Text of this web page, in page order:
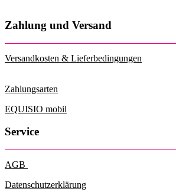
Zahlung und Versand
Versandkosten & Lieferbedingungen
Zahlungsarten
EQUISIO mobil
Service
AGB
Datenschutzerklärung